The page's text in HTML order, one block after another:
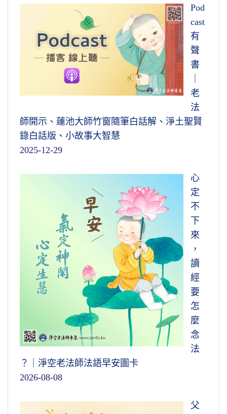
Pod
cast
有
聲
書
老
法
師開示、蓮池大師竹窗隨筆白話解、淨土聖賢
錄白話版、小故事大智慧
2025-12-29
心
定
不
下
來
，
讀
經
要
怎
麼
念
法
？｜淨空老法師法語早安圖卡
2026-08-08
父